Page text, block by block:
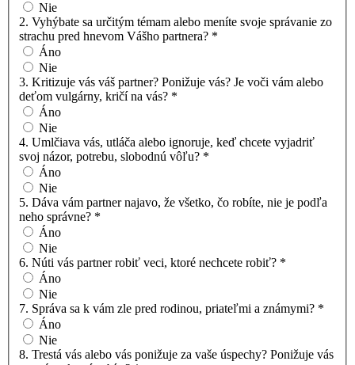
Nie
2. Vyhýbate sa určitým témam alebo meníte svoje správanie zo
strachu pred hnevom Vášho partnera? *
Áno
Nie
3. Kritizuje vás váš partner? Ponižuje vás? Je voči vám alebo
deťom vulgárny, kričí na vás? *
Áno
Nie
4. Umlčiava vás, utláča alebo ignoruje, keď chcete vyjadriť
svoj názor, potrebu, slobodnú vôľu? *
Áno
Nie
5. Dáva vám partner najavo, že všetko, čo robíte, nie je podľa
neho správne? *
Áno
Nie
6. Núti vás partner robiť veci, ktoré nechcete robiť? *
Áno
Nie
7. Správa sa k vám zle pred rodinou, priateľmi a známymi? *
Áno
Nie
8. Trestá vás alebo vás ponižuje za vaše úspechy? Ponižuje vás